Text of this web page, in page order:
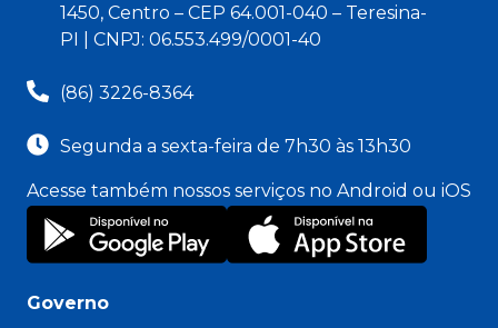
1450, Centro – CEP 64.001-040 – Teresina-
PI | CNPJ: 06.553.499/0001-40
(86) 3226-8364
Segunda a sexta-feira de 7h30 às 13h30
Acesse também nossos serviços no Android ou iOS
Governo